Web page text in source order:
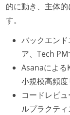
的に動き、主体
す。
バックエン
ア、Tech
Asanaによる
小規模高頻
コードレビ
ルプラクテ